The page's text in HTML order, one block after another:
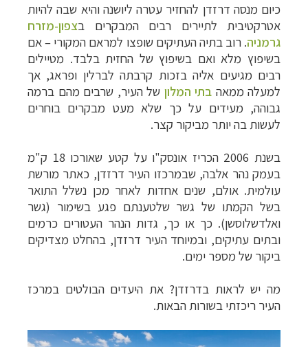
כיום מנסה דרזדן להחזיר עטרה ליושנה והיא שבה להיות
אטרקטיבית לתיירים רבים המבקרים בצפון-מזרח
גרמניה. רוב בתיה העתיקים שופצו למראם המקורי –אם
בשיפוץ מלא ואם בשיפוץ של החזית בלבד. מטיילים
רבים מגיעים אליה בזכות קרבתה לברלין ופראג, אך
למעלה ממאה בתי המלון של העיר, שרבים מהם ברמה
גבוהה, מעידים על כך שלא מעט מבקרים בוחרים
לעשות בה יותר מביקור קצר.
בשנת 2006 הכריז אונסק"ו על קטע שאורכו 18 ק"מ
בעמק נהר אלבה, שבמרכזו העיר דרזדן, כאתר מורשת
עולמית. אולם, שנים אחדות לאחר מכן נשלל התואר
בשל הקמתו של גשר שלטענתם פגע בשימור (גשר
ואלדשלוסשן). כך או כך, גדות הנהר העטורים כרמים
ובתים עתיקים, ובמיוחד העיר דרזדן, בהחלט מצדיקים
ביקור של מספר ימים.
מה יש לראות בדרזדן? את היעדים הבולטים במרכז
העיר ריכזתי בשורות הבאות.